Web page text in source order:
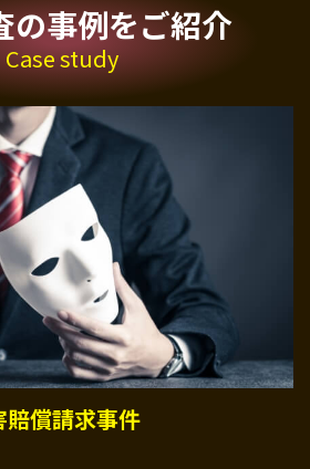
の事例をご紹介
Case study
償請求事件